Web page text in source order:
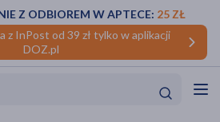
z InPost od 39 zł tylko w aplikacji
DOZ.pl
Z ODBIOREM W APTECE: 25 ZŁ